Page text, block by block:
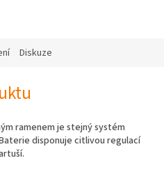
Diskuze
ramenem je stejný systém
disponuje citlivou regulací